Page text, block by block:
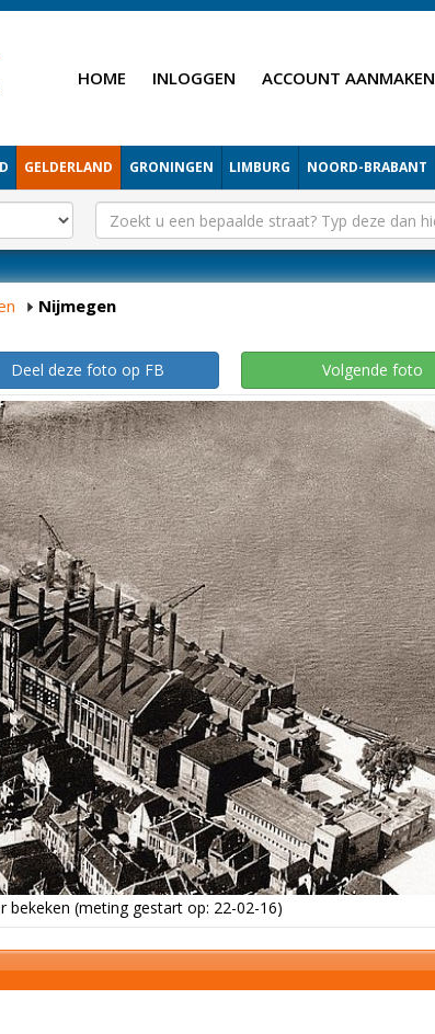
HOME INLOGGEN ACCOUNT AANMAKEN
GELDERLAND GRONINGEN LIMBURG NOORD-BRABANT
Nijmegen
Deel deze foto op FB Volgende foto
bekeken (meting gestart op: 22-02-16)